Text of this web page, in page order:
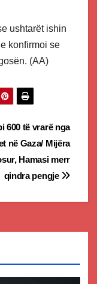
ushtarët ishin
konfirmoi se
(AA)
600 të vrarë nga
në Gaza/ Mijëra
Hamasi merr
qindra pengje